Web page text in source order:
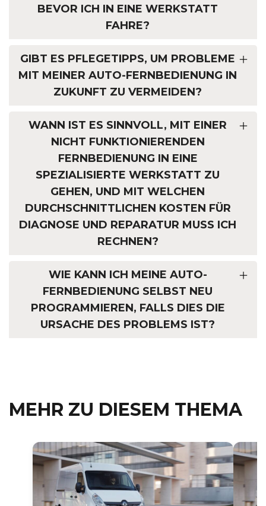
BEVOR ICH IN EINE WERKSTATT
FAHRE?
GIBT ES PFLEGETIPPS, UM PROBLEME
MIT MEINER AUTO-FERNBEDIENUNG IN
ZUKUNFT ZU VERMEIDEN?
WANN IST ES SINNVOLL, MIT EINER
NICHT FUNKTIONIERENDEN
FERNBEDIENUNG IN EINE
SPEZIALISIERTE WERKSTATT ZU
GEHEN, UND MIT WELCHEN
DURCHSCHNITTLICHEN KOSTEN FÜR
DIAGNOSE UND REPARATUR MUSS ICH
RECHNEN?
WIE KANN ICH MEINE AUTO-
FERNBEDIENUNG SELBST NEU
PROGRAMMIEREN, FALLS DIES DIE
URSACHE DES PROBLEMS IST?
MEHR ZU DIESEM THEMA